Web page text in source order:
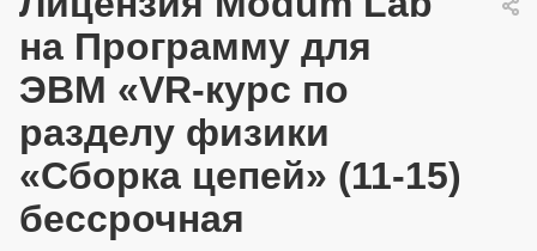
на Программу для
ЭВМ «VR-курс по
разделу физики
«Сборка цепей» (11-15)
бессрочная